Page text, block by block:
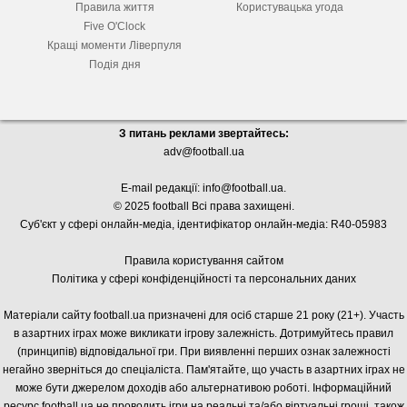
Правила життя
Five O'Clock
Кращі моменти Ліверпуля
Подія дня
Користувацька угода
З питань реклами звертайтесь:
adv@football.ua
E-mail редакції: info@football.ua.
© 2025 football Всі права захищені.
Суб'єкт у сфері онлайн-медіа, ідентифікатор онлайн-медіа: R40-05983
Правила користування сайтом
Політика у сфері конфіденційності та персональних даних
Матеріали сайту football.ua призначені для осіб старше 21 року (21+). Участь
в азартних іграх може викликати ігрову залежність. Дотримуйтесь правил
(принципів) відповідальної гри. При виявленні перших ознак залежності
негайно зверніться до спеціаліста. Пам'ятайте, що участь в азартних іграх не
може бути джерелом доходів або альтернативою роботі. Інформаційний